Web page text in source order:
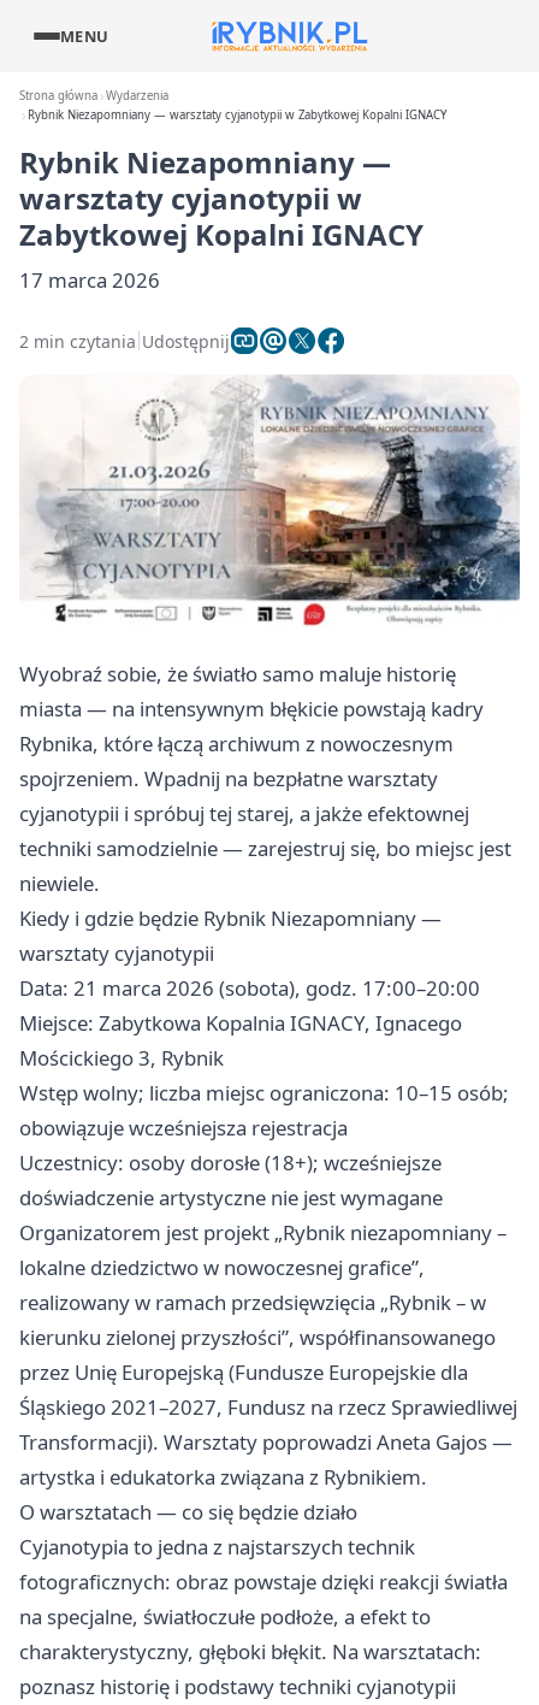
MENU
Strona główna Wydarzenia
Rybnik Niezapomniany — warsztaty cyjanotypii w Zabytkowej Kopalni IGNACY
Rybnik Niezapomniany —
warsztaty cyjanotypii w
Zabytkowej Kopalni IGNACY
17 marca 2026
2 min czytania Udostępnij
Wyobraź sobie, że światło samo maluje historię
miasta — na intensywnym błękicie powstają kadry
Rybnika, które łączą archiwum z nowoczesnym
spojrzeniem. Wpadnij na bezpłatne warsztaty
cyjanotypii i spróbuj tej starej, a jakże efektownej
techniki samodzielnie — zarejestruj się, bo miejsc jest
niewiele.
Kiedy i gdzie będzie Rybnik Niezapomniany —
warsztaty cyjanotypii
Data: 21 marca 2026 (sobota), godz. 17:00–20:00
Miejsce: Zabytkowa Kopalnia IGNACY, Ignacego
Mościckiego 3, Rybnik
Wstęp wolny; liczba miejsc ograniczona: 10–15 osób;
obowiązuje wcześniejsza rejestracja
Uczestnicy: osoby dorosłe (18+); wcześniejsze
doświadczenie artystyczne nie jest wymagane
Organizatorem jest projekt „Rybnik niezapomniany –
lokalne dziedzictwo w nowoczesnej grafice”,
realizowany w ramach przedsięwzięcia „Rybnik – w
kierunku zielonej przyszłości”, współfinansowanego
przez Unię Europejską (Fundusze Europejskie dla
Śląskiego 2021–2027, Fundusz na rzecz Sprawiedliwej
Transformacji). Warsztaty poprowadzi Aneta Gajos —
artystka i edukatorka związana z Rybnikiem.
O warsztatach — co się będzie działo
Cyjanotypia to jedna z najstarszych technik
fotograficznych: obraz powstaje dzięki reakcji światła
na specjalne, światłoczułe podłoże, a efekt to
charakterystyczny, głęboki błękit. Na warsztatach:
poznasz historię i podstawy techniki cyjanotypii